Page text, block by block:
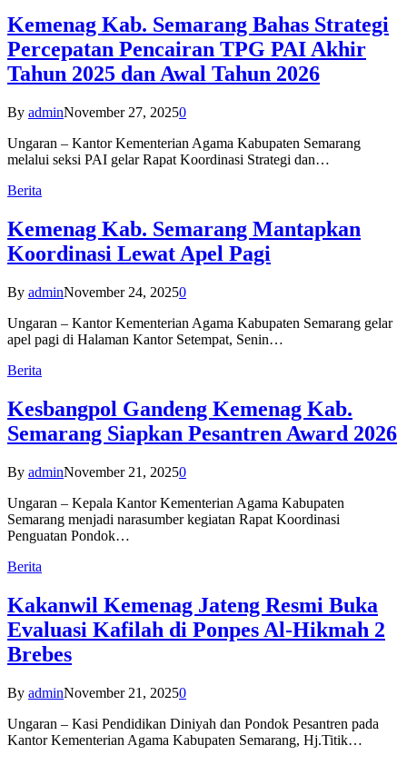
Kemenag Kab. Semarang Bahas Strategi
Percepatan Pencairan TPG PAI Akhir
Tahun 2025 dan Awal Tahun 2026
By adminNovember 27, 20250
Ungaran – Kantor Kementerian Agama Kabupaten Semarang
melalui seksi PAI gelar Rapat Koordinasi Strategi dan…
Berita
Kemenag Kab. Semarang Mantapkan
Koordinasi Lewat Apel Pagi
By adminNovember 24, 20250
Ungaran – Kantor Kementerian Agama Kabupaten Semarang gelar
apel pagi di Halaman Kantor Setempat, Senin…
Berita
Kesbangpol Gandeng Kemenag Kab.
Semarang Siapkan Pesantren Award 2026
By adminNovember 21, 20250
Ungaran – Kepala Kantor Kementerian Agama Kabupaten
Semarang menjadi narasumber kegiatan Rapat Koordinasi
Penguatan Pondok…
Berita
Kakanwil Kemenag Jateng Resmi Buka
Evaluasi Kafilah di Ponpes Al-Hikmah 2
Brebes
By adminNovember 21, 20250
Ungaran – Kasi Pendidikan Diniyah dan Pondok Pesantren pada
Kantor Kementerian Agama Kabupaten Semarang, Hj.Titik…